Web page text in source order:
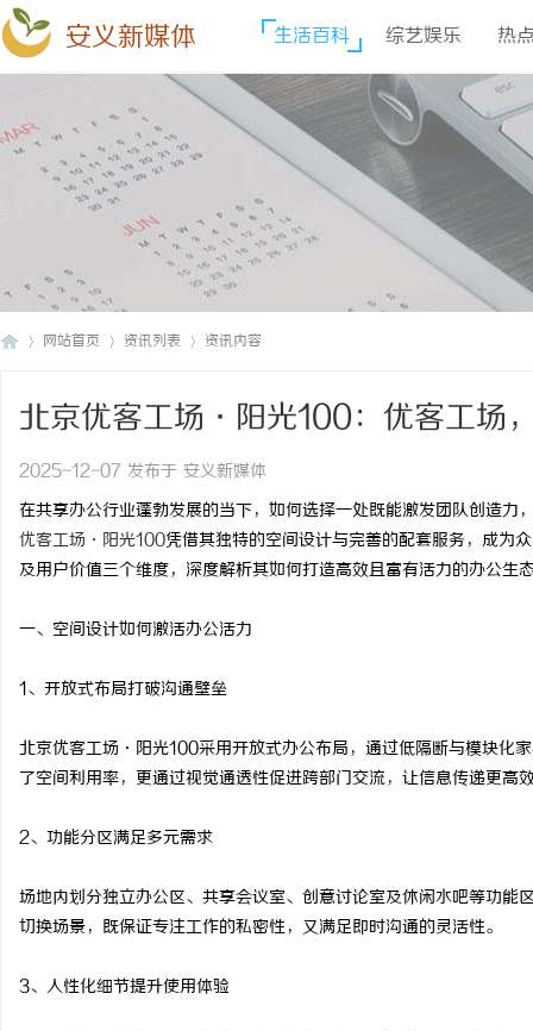
安义新媒体 生活百科 综艺娱乐 热
网站首页 资讯列表 资讯内容
北京优客工场·阳光100：优客工场
2025-12-07 发布于 安义新媒体
在共享办公行业蓬勃发展的当下，如何选择一处既能激发团队创造力
优客工场·阳光100凭借其独特的空间设计与完善的配套服务，成为
及用户价值三个维度，深度解析其如何打造高效且富有活力的办公生
一、空间设计如何激活办公活力
1、开放式布局打破沟通壁垒
北京优客工场·阳光100采用开放式办公布局，通过低隔断与模块化
了空间利用率，更通过视觉通透性促进跨部门交流，让信息传递更高
2、功能分区满足多元需求
场地内划分独立办公区、共享会议室、创意讨论室及休闲水吧等功
切换场景，既保证专注工作的私密性，又满足即时沟通的灵活性。
3、人性化细节提升使用体验